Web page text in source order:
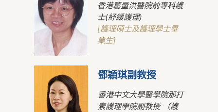
香港葛量洪醫院前專科護
士(紓緩護理)
[護理碩士及護理學士畢
業生]
鄧穎琪副教授
香港中文大學醫學院那打
素護理學院副教授 （護